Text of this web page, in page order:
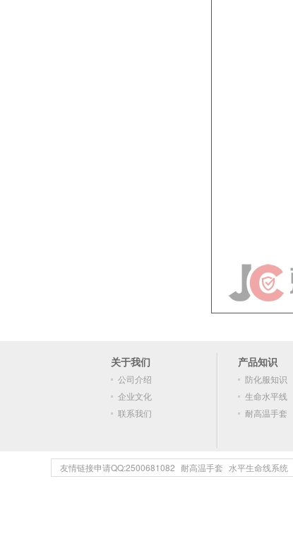
关于我们
公司介绍
企业文化
联系我们
产品知识
防化服知识
生命水平线
耐高温手套
友情链接申请QQ:2500681082 耐高温手套 水平生命线系统